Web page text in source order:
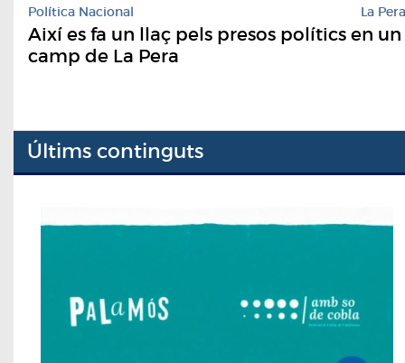
Política Nacional La Pera
Així es fa un llaç pels presos polítics en un
camp de La Pera
Últims continguts